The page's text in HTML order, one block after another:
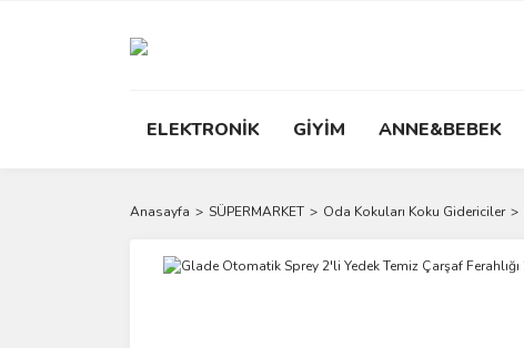
ELEKTRONİK GİYİM ANNE&BEBEK
Anasayfa SÜPERMARKET Oda Kokuları Koku Gidericiler